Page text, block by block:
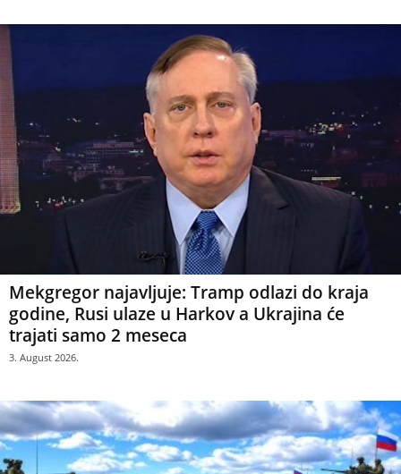
Mekgregor najavljuje: Tramp odlazi do kraja
godine, Rusi ulaze u Harkov a Ukrajina će
trajati samo 2 meseca
3. August 2026.